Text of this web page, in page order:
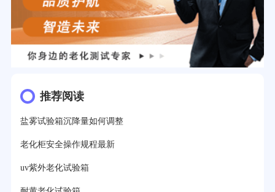
推荐阅读
盐雾试验箱沉降量如何调整
老化柜安全操作规程最新
uv紫外老化试验箱